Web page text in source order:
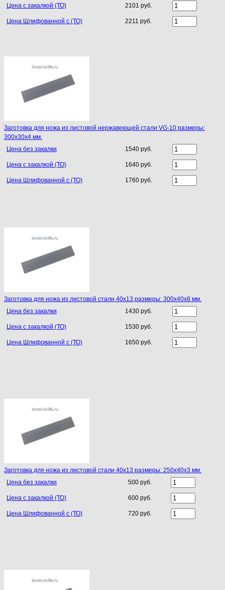
Цена с закалкой (ТО) 2101 руб.
Цена Шлифованной с (ТО) 2211 руб.
Заготовка для ножа из листовой нержавеющей стали VG-10 размеры:
300х30х4 мм.
Цена без закалки
1540 руб.
Цена с закалкой (ТО) 1640 руб.
Цена Шлифованной с (ТО) 1760 руб.
Заготовка для ножа из листовой стали 40х13 размеры: 300х40х8 мм.
Цена без закалки
1430 руб.
Цена с закалкой (ТО) 1530 руб.
Цена Шлифованной с (ТО) 1650 руб.
Заготовка для ножа из листовой стали 40х13 размеры: 250х40х3 мм.
Цена без закалки
500 руб.
Цена с закалкой (ТО) 600 руб.
Цена Шлифованной с (ТО) 720 руб.